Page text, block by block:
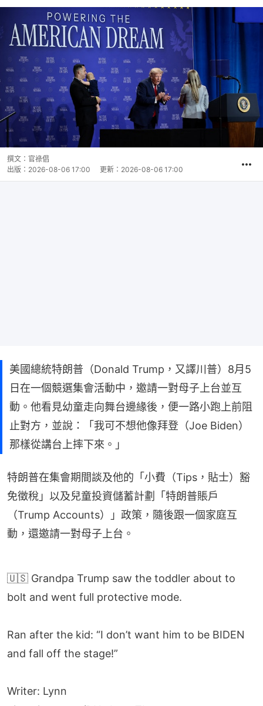
撰文： 官祿倡
出版： 2026-08-06 17:00 更新： 2026-08-06 17:00
美國總統特朗普（Donald Trump，又譯川普）8月5
日在一個競選集會活動中，邀請一對母子上台並互
動。他看見幼童走向舞台邊緣後，便一路小跑上前阻
止對方，並說：「我可不想他像拜登（Joe Biden）
那樣從講台上摔下來。」
特朗普在集會期間談及他的「小費（Tips，貼士）豁
免徵稅」以及兒童投資儲蓄計劃「特朗普賬戶
（Trump Accounts）」政策，隨後跟一個家庭互
動，還邀請一對母子上台。
bolt and went full protective mode.
and fall off the stage!”
pic.twitter.com/DNvJzuszTb